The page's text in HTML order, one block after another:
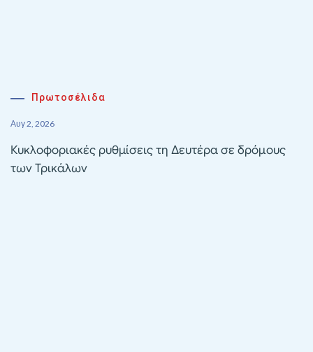
Πρωτοσέλιδα
Αυγ 2, 2026
Κυκλοφοριακές ρυθμίσεις τη Δευτέρα σε δρόμους
των Τρικάλων